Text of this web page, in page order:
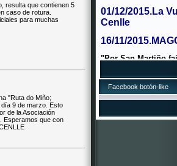
resulta que contienen 5
caso de rotura.
para muchas
"Ruta do Miño;
9 de marzo. Esto
de la Asociación
Esperamos que con
01/12/2015.La
Cenlle
16/11/
"Por San Martiño
asadas e viño o
¡A lotería de Nadal
está á venta! O
todos os
Facebook botón-like